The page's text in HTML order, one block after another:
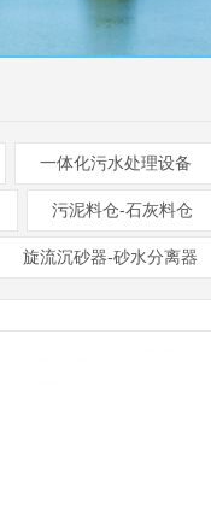
一体化污水处理设备
污泥料仓-石灰料仓
旋流沉砂器-砂水分离器